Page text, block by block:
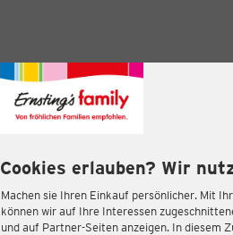
Cookies erlauben? Wir
Machen sie Ihren Einkauf persönlicher. Mit
können wir auf Ihre Interessen
und auf Partner-Seiten anzeigen. In diesem